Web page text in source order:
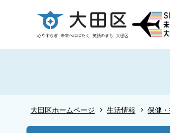
ー
大田区ホームページ 生活情報 保健